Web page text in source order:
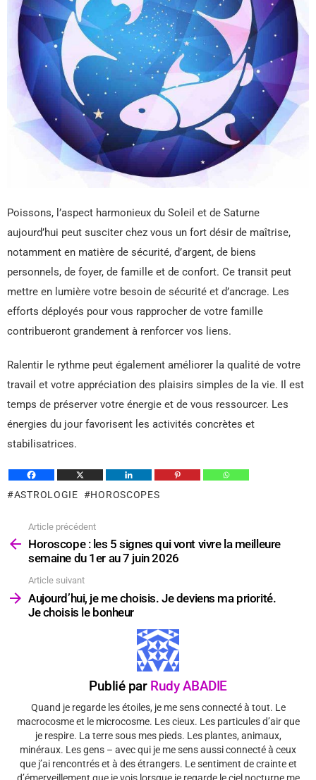
Poissons, l’aspect harmonieux du Soleil et de Saturne
aujourd’hui peut susciter chez vous un fort désir de maîtrise,
notamment en matière de sécurité, d’argent, de biens
personnels, de foyer, de famille et de confort. Ce transit peut
mettre en lumière votre besoin de sécurité et d’ancrage. Les
efforts déployés pour vous rapprocher de votre famille
contribueront grandement à renforcer vos liens.
Ralentir le rythme peut également améliorer la qualité de votre
travail et votre appréciation des plaisirs simples de la vie. Il est
temps de préserver votre énergie et de vous ressourcer. Les
énergies du jour favorisent les activités concrètes et
stabilisatrices.
ASTROLOGIE HOROSCOPES
plus
Article précédent
Horoscope : les 5 signes qui vont vivre la meilleure
semaine du 1er au 7 juin 2026
Article suivant
Aujourd’hui, je me choisis. Je deviens ma priorité.
Je choisis le bonheur
Publié par Rudy ABADIE
Quand je regarde les étoiles, je me sens connecté à tout. Le
macrocosme et le microcosme. Les cieux. Les particules d’air que
je respire. La terre sous mes pieds. Les plantes, animaux,
minéraux. Les gens – avec qui je me sens aussi connecté à ceux
que j’ai rencontrés et à des étrangers. Le sentiment de crainte et